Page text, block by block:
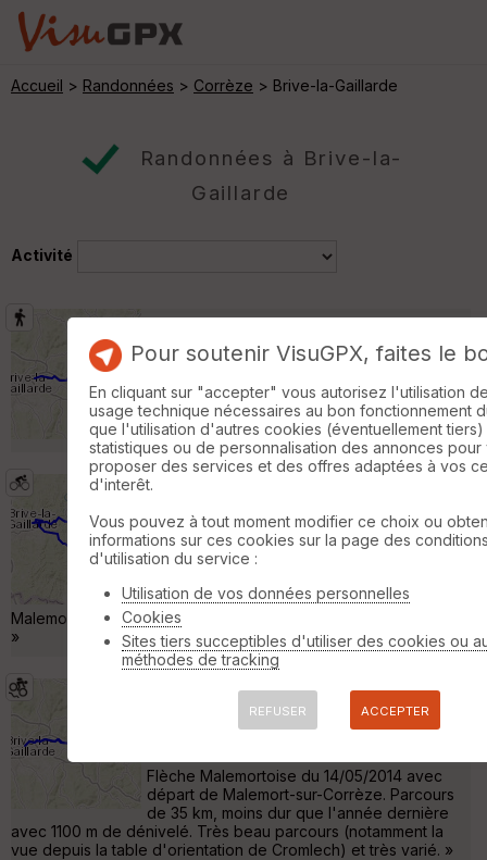
Accueil > Randonnées > Corrèze > Brive-la-Gaillarde
Randonnées à Brive-la-
Gaillarde
Activité
Balade préparatoire à la TransPyr avec
Cillou Test matériel. Très grosse chaleur mais
2 jours très sympas! »
Prépa Vélodyssée entre Aubazine et
Lescurotte
Venarsal
Cyclotourisme
pour la Vélodyssée... Très belle boucle entre
Malemort et Lescurotte, en passant par Aubazine et Le Coiroux.
»
Rando VTT - Flèche Malemortoise
Venarsal
Flèche Malemortoise du 14/05/2014 avec
départ de Malemort-sur-Corrèze. Parcours
de 35 km, moins dur que l'année dernière
avec 1100 m de dénivelé. Très beau parcours (notamment la
vue depuis la table d'orientation de Cromlech) et très varié. »
Pour soutenir VisuGPX, faites le
En cliquant sur "accepter" vous autorisez l'utilisation
usage technique nécessaires au bon fonctionnement
que l'utilisation d'autres cookies (éventuellement
statistiques ou de personnalisation des annonces pour
proposer des services et des offres adaptées à vos
d'interêt.
Vous pouvez à tout moment modifier ce choix ou
informations sur ces cookies sur la page des
d'utilisation du service :
Utilisation de vos données personnelles
Cookies
Sites tiers succeptibles d'utiliser des cookies ou
méthodes de tracking
REFUSER ACCEPTER